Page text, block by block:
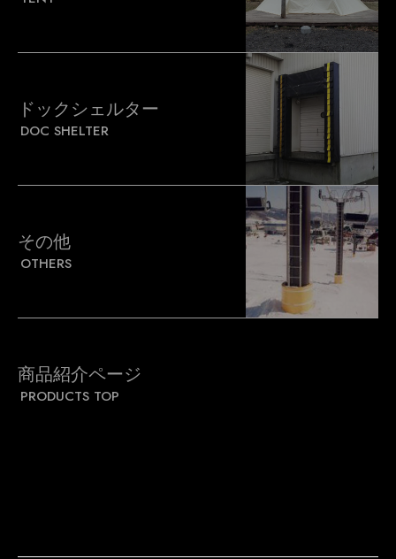
ドックシェルター
DOC SHELTER
その他
OTHERS
商品紹介ページ
PRODUCTS TOP